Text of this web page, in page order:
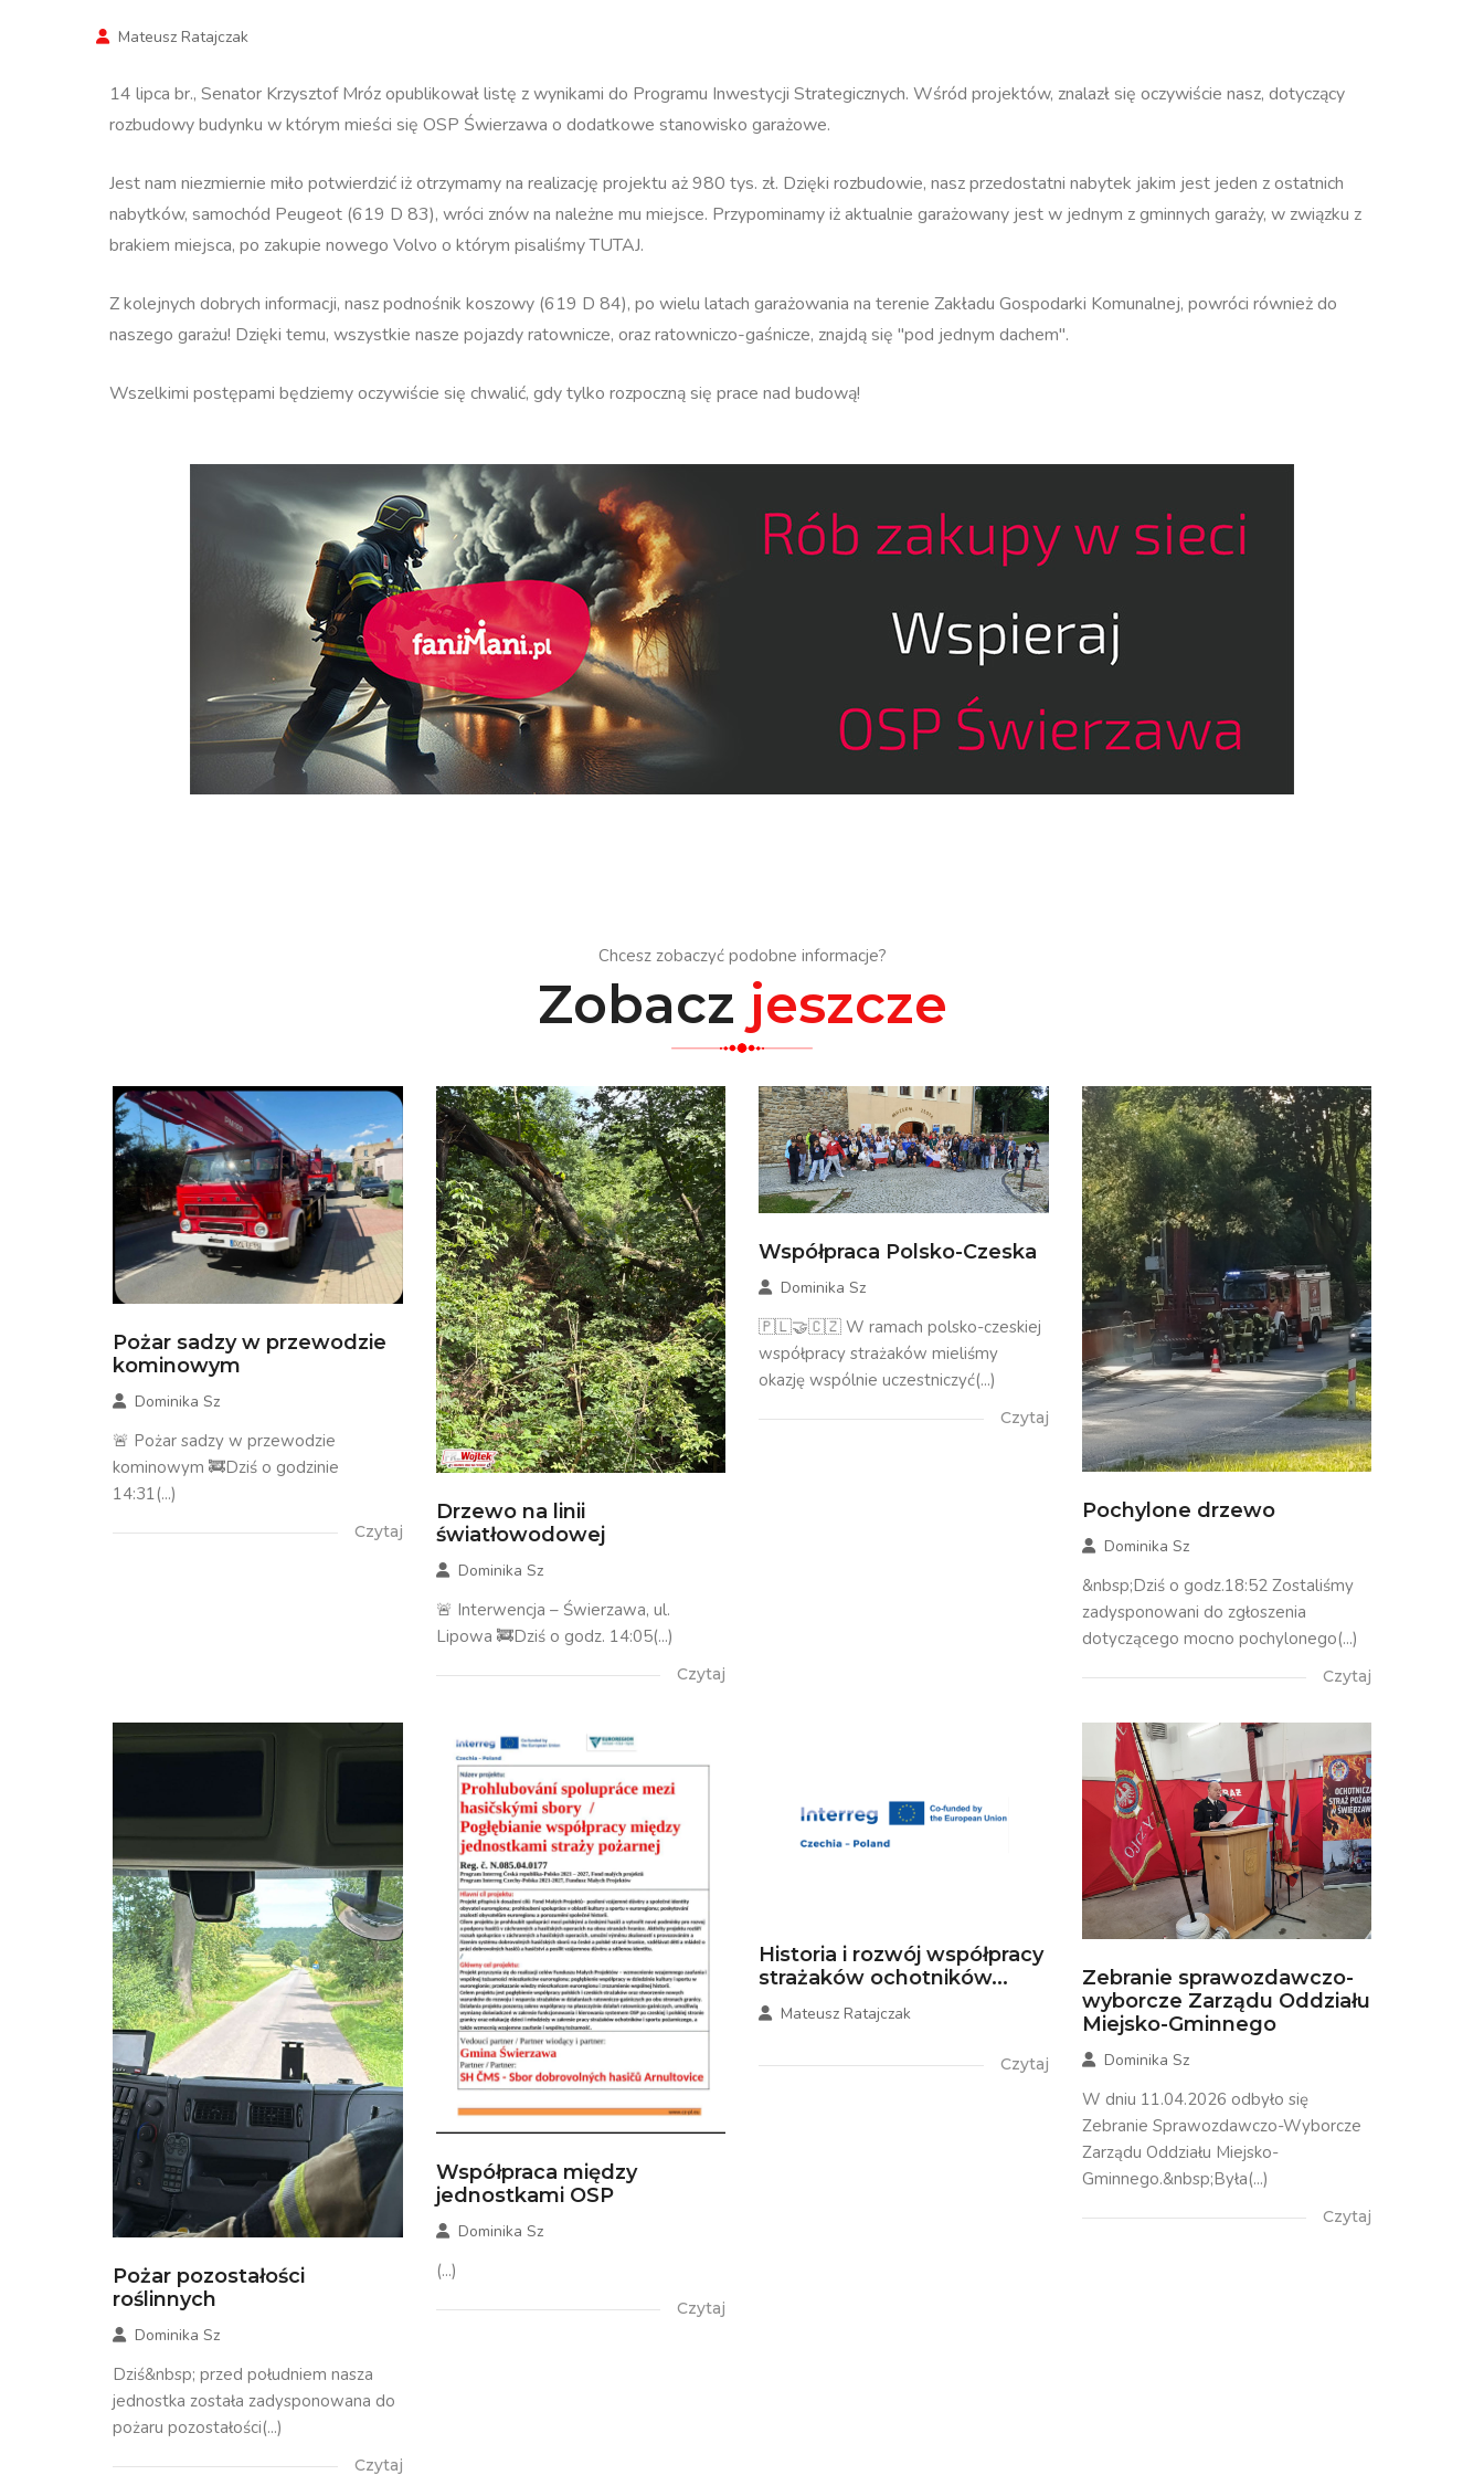
Mateusz Ratajczak
14 lipca br., Senator Krzysztof Mróz opublikował listę z wynikami do Programu Inwestycji Strategicznych. Wśród projektów, znalazł się oczywiście nasz, dotyczący
rozbudowy budynku w którym mieści się OSP Świerzawa o dodatkowe stanowisko garażowe.
Jest nam niezmiernie miło potwierdzić iż otrzymamy na realizację projektu aż 980 tys. zł. Dzięki rozbudowie, nasz przedostatni nabytek jakim jest jeden z ostatnich
nabytków, samochód Peugeot (619 D 83), wróci znów na należne mu miejsce. Przypominamy iż aktualnie garażowany jest w jednym z gminnych garaży, w związku z
brakiem miejsca, po zakupie nowego Volvo o którym pisaliśmyTUTAJ.
Z kolejnych dobrych informacji, nasz podnośnik koszowy (619 D 84), po wielu latach garażowania na terenie Zakładu Gospodarki Komunalnej, powróci również do
naszego garażu! Dzięki temu, wszystkie nasze pojazdy ratownicze, oraz ratowniczo-gaśnicze, znajdą się "pod jednym dachem".
Wszelkimi postępami będziemy oczywiście się chwalić, gdy tylko rozpoczną się prace nad budową!
Chcesz zobaczyć podobne informacje?
Zobacz jeszcze
Pożar sadzy w przewodzie
kominowym
Dominika Sz
🚨 Pożar sadzy w przewodzie
kominowym 🚒Dziś o godzinie
14:31(...)
Czytaj
Drzewo na linii
światłowodowej
Dominika Sz
🚨 Interwencja – Świerzawa, ul.
Lipowa 🚒Dziś o godz. 14:05(...)
Czytaj
Współpraca Polsko-Czeska
Dominika Sz
🇵🇱🤝🇨🇿 W ramach polsko-czeskiej
współpracy strażaków mieliśmy
okazję wspólnie uczestniczyć(...)
Czytaj
Pochylone drzewo
Dominika Sz
&nbsp;Dziś o godz.18:52 Zostaliśmy
zadysponowani do zgłoszenia
dotyczącego mocno pochylonego(...)
Czytaj
Pożar pozostałości
roślinnych
Dominika Sz
Dziś&nbsp; przed południem nasza
jednostka została zadysponowana do
pożaru pozostałości(...)
Czytaj
Współpraca między
jednostkami OSP
Dominika Sz
(...)
Czytaj
Historia i rozwój współpracy
strażaków ochotników...
Mateusz Ratajczak
Czytaj
Zebranie sprawozdawczo-
wyborcze Zarządu Oddziału
Miejsko-Gminnego
Dominika Sz
W dniu 11.04.2026 odbyło się
Zebranie Sprawozdawczo-Wyborcze
Zarządu Oddziału Miejsko-
Gminnego.&nbsp;Była(...)
Czytaj